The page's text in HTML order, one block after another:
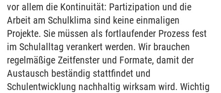
vor allem die Kontinuität: Partizipation und die
Arbeit am Schulklima sind keine einmaligen
Projekte. Sie müssen als fortlaufender Prozess fest
im Schulalltag verankert werden. Wir brauchen
regelmäßige Zeitfenster und Formate, damit der
Austausch beständig stattfindet und
Schulentwicklung nachhaltig wirksam wird. Wichtig